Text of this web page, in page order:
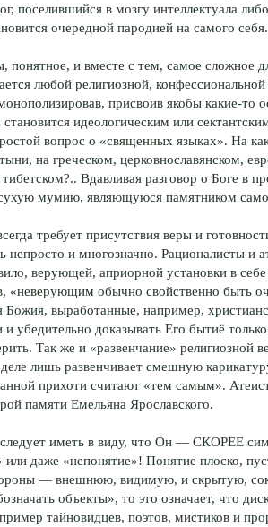
поселившийся в мозгу интеллектуала
очередной пародией на самого себя.
понятное, и вместе с тем, самое сложное
любой религиозной,
присвоив якобы какие-то
становится идеологическим или
вопрос о «священных языках». На
на греческом, церковнославянском,
Вдавливая разговор о Боге в
мумию, являющуюся памятником
требует присутствия веры и
непросто и многозначно. Рационалисты и
верующей, априорной установки в
«неверующим обычно свойственно быть
Божия, выработанные, например,
убедительно доказывать Его бытиё
Так же и «развенчание» религиозной
лишь развенчивает смешную
прихоти считают «тем самым».
памяти Емельяна Ярославского.
иметь в виду, что Он — СКОРЕЕ
или даже «непонятие»! Понятие плоско,
— внешнюю, видимую, и скрытую,
объекты», то это означает, что
тайновидцев, поэтов, мистиков и